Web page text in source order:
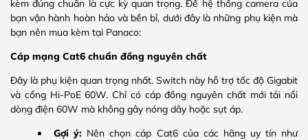
kèm đúng chuẩn là cực kỳ quan trọng. Để hệ thống camera của
bạn vận hành hoàn hảo và bền bỉ, dưới đây là những phụ kiện mà
bạn nên mua kèm tại Panaco:
Cáp mạng Cat6 chuẩn đồng nguyên chất
Đây là phụ kiện quan trọng nhất. Switch này hỗ trợ tốc độ Gigabit
và cổng Hi-PoE 60W. Chỉ có cáp đồng nguyên chất mới tải nổi
dòng điện 60W mà không gây nóng dây hoặc sụt áp.
Gợi ý: Nên chọn cáp Cat6 của các hãng uy tín như